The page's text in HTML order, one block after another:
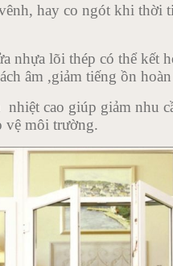
hay co ngót khi thời
nhựa lõi thép có thể kết
âm ,giảm tiếng ồn
cao giúp giảm nhu
vệ môi trường.